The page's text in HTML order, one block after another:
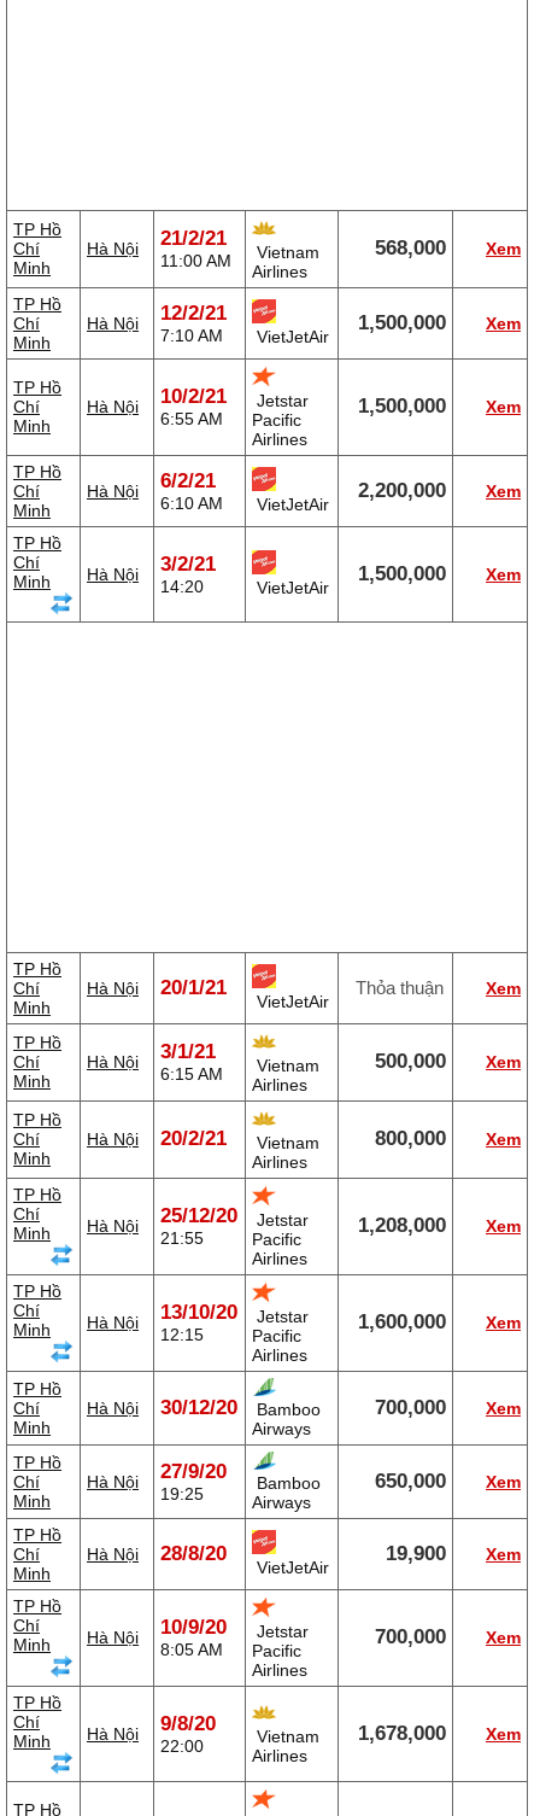
TP Hồ
Chí
Minh
Hà Nội 21/2/21
11:00 AM
Vietnam
Airlines
568,000 Xem
TP Hồ
Chí
Minh
Hà Nội 12/2/21
7:10 AM VietJetAir
1,500,000 Xem
TP Hồ
Chí
Minh
Hà Nội 10/2/21
6:55 AM
Jetstar
Pacific
Airlines
1,500,000 Xem
TP Hồ
Chí
Minh
Hà Nội 6/2/21
6:10 AM VietJetAir
2,200,000 Xem
TP Hồ
Chí
Minh
Hà Nội 3/2/21
14:20 VietJetAir
1,500,000 Xem
TP Hồ
Chí
Minh
Hà Nội 20/1/21
VietJetAir
Thỏa thuận Xem
TP Hồ
Chí
Minh
Hà Nội 3/1/21
6:15 AM
Vietnam
Airlines
500,000 Xem
TP Hồ
Chí
Minh
Hà Nội 20/2/21
Vietnam
Airlines
800,000 Xem
TP Hồ
Chí
Minh
Hà Nội 25/12/20
21:55
Jetstar
Pacific
Airlines
1,208,000 Xem
TP Hồ
Chí
Minh
Hà Nội 13/10/20
12:15
Jetstar
Pacific
Airlines
1,600,000 Xem
TP Hồ
Chí
Minh
Hà Nội 30/12/20
Bamboo
Airways
700,000 Xem
TP Hồ
Chí
Minh
Hà Nội 27/9/20
19:25
Bamboo
Airways
650,000 Xem
TP Hồ
Chí
Minh
Hà Nội 28/8/20
VietJetAir
19,900 Xem
TP Hồ
Chí
Minh
Hà Nội 10/9/20
8:05 AM
Jetstar
Pacific
Airlines
700,000 Xem
TP Hồ
Chí
Minh
Hà Nội 9/8/20
22:00
Vietnam
Airlines
1,678,000 Xem
TP Hồ